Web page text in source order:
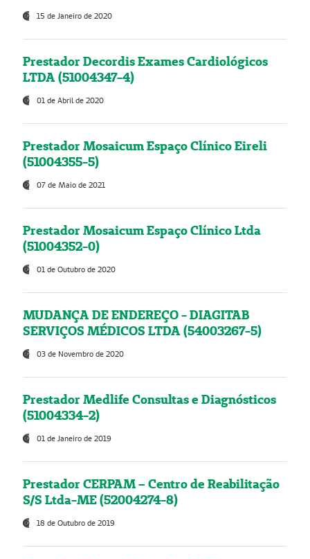
15 de Janeiro de 2020
Prestador Decordis Exames Cardiológicos
LTDA (51004347-4)
01 de Abril de 2020
Prestador Mosaicum Espaço Clínico Eireli
(51004355-5)
07 de Maio de 2021
Prestador Mosaicum Espaço Clínico Ltda
(51004352-0)
01 de Outubro de 2020
MUDANÇA DE ENDEREÇO - DIAGITAB
SERVIÇOS MÉDICOS LTDA (54003267-5)
03 de Novembro de 2020
Prestador Medlife Consultas e Diagnósticos
(51004334-2)
01 de Janeiro de 2019
Prestador CERPAM – Centro de Reabilitação
S/S Ltda-ME (52004274-8)
18 de Outubro de 2019